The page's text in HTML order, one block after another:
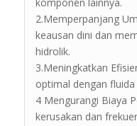
2.Memperpanjang
keausan dini dan
hidrolik.
3.Meningkatkan
optimal dengan fluida
4 Mengurangi Biaya
kerusakan dan